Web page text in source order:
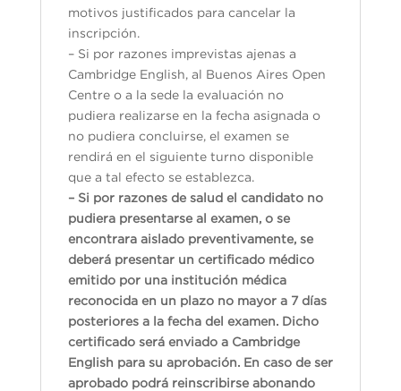
motivos justificados para cancelar la
inscripción.
– Si por razones imprevistas ajenas a
Cambridge English, al Buenos Aires Open
Centre o a la sede la evaluación no
pudiera realizarse en la fecha asignada o
no pudiera concluirse, el examen se
rendirá en el siguiente turno disponible
que a tal efecto se establezca.
– Si por razones de salud el candidato no
pudiera presentarse al examen, o se
encontrara aislado preventivamente, se
deberá presentar un certificado médico
emitido por una institución médica
reconocida en un plazo no mayor a 7 días
posteriores a la fecha del examen. Dicho
certificado será enviado a Cambridge
English para su aprobación. En caso de ser
aprobado podrá reinscribirse abonando